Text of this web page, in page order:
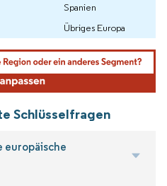
Spanien
Übriges Europa
Schlüsselfragen
europäische